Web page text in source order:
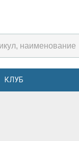
КЛУБ